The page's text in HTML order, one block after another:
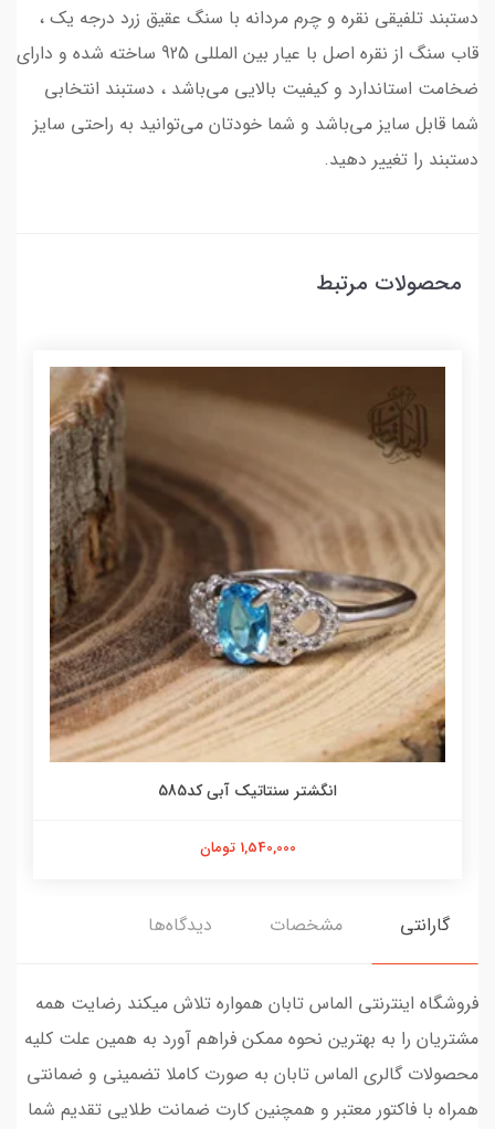
دستبند تلفیقی نقره و چرم مردانه با سنگ عقیق زرد درجه یک ،
قاب سنگ از نقره اصل با عیار بین المللی 925 ساخته شده و دارای
ضخامت استاندارد و کیفیت بالایی می‌باشد ، دستبند انتخابی
شما قابل سایز می‌باشد و شما خودتان می‌توانید به راحتی سایز
دستبند را تغییر دهید.
محصولات مرتبط
انگشتر سنتاتیک آبی کد585
1,540,000 تومان
گارانتی مشخصات دیدگاه‌ها
فروشگاه اینترنتی الماس تابان همواره تلاش میکند رضایت همه
مشتریان را به بهترین نحوه ممکن فراهم آورد به همین علت کلیه
محصولات گالری الماس تابان به صورت کاملا تضمینی و ضمانتی
همراه با فاکتور معتبر و همچنین کارت ضمانت طلایی تقدیم شما